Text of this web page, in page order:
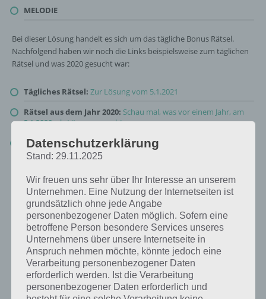
MELODIE
Bei dieser Lösung handelt es sich um das tägliche Bonus Rätsel.
Nachfolgend haben wir noch die Links beispielsweise zum täglichen
Rätsel und was 2020 gesucht war:
Tägliches Rätsel: Zur Lösung vom 5.1.2021
Rätsel aus dem Jahr 2020: Schau mal, was vor einem Jahr, am
5.1.2020, als Lösung gesucht war
Zur Übersicht :4 Bilder 1 Wort Lösungen zu Die Welt der Musik
im Januar 2021!
Datenschutzerklärung
Stand: 29.11.2025
Wir freuen uns sehr über Ihr Interesse an unserem
Unternehmen. Eine Nutzung der Internetseiten ist
grundsätzlich ohne jede Angabe
personenbezogener Daten möglich. Sofern eine
betroffene Person besondere Services unseres
Unternehmens über unsere Internetseite in
Anspruch nehmen möchte, könnte jedoch eine
Verarbeitung personenbezogener Daten
erforderlich werden. Ist die Verarbeitung
personenbezogener Daten erforderlich und